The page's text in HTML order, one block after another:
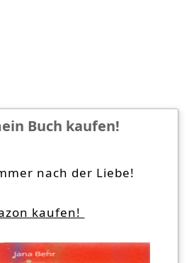
Buch kaufen!
nach der Liebe!
kaufen!